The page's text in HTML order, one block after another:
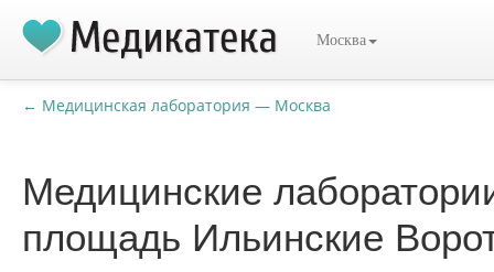
Москва
← Медицинская лаборатория — Москва
Медицинские
площадь Ильинские